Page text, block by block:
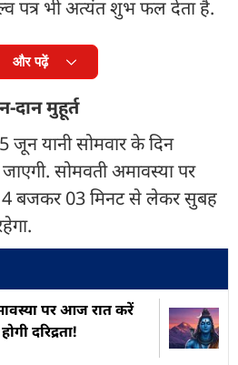
पत्र भी अत्यंत शुभ फल देता है.
और पढ़ें
दान मुहूर्त
जून यानी सोमवार के दिन
सोमवती अमावस्या पर
4 बजकर 03 मिनट से लेकर सुबह
पर आज रात करें
दरिद्रता!